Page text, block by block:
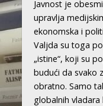
Javnost je
upravlja
ekonomska i
Valjda su toga
„istine“, koji su
budući da svako
obratno. Samo
globalnih